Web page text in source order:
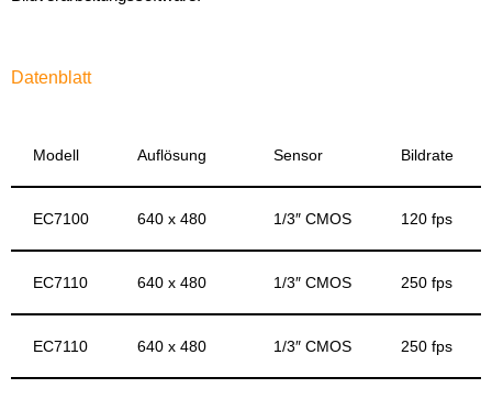
Datenblatt
Modell Auflösung Sensor Bildrate
EC7100 640 x 480 1/3″ CMOS 120 fps
EC7110 640 x 480 1/3″ CMOS 250 fps
EC7110 640 x 480 1/3″ CMOS 250 fps